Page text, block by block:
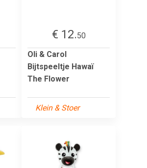
€ 12.50
Oli & Carol
Bijtspeeltje Hawaï
The Flower
Klein & Stoer